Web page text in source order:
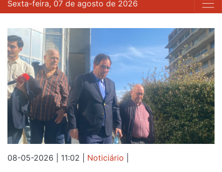
Sexta-feira, 07 de agosto de 2026
08-05-2026 | 11:02 Noticiário